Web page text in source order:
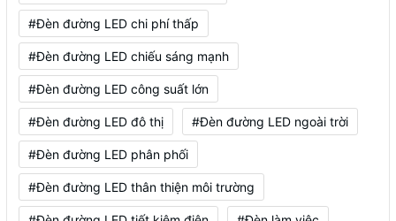
#Đèn đường LED chi phí thấp
#Đèn đường LED chiếu sáng mạnh
#Đèn đường LED công suất lớn
#Đèn đường LED đô thị #Đèn đường LED ngoài trời
#Đèn đường LED phân phối
#Đèn đường LED thân thiện môi trường